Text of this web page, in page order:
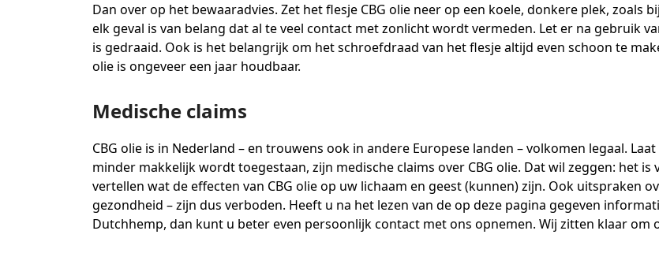
Dan over op het bewaaradvies. Zet het flesje CBG olie neer op een koele, donkere plek, zoals
elk geval is van belang dat al te veel contact met zonlicht wordt vermeden. Let er na gebruik
is gedraaid. Ook is het belangrijk om het schroefdraad van het flesje altijd even schoon te
olie is ongeveer een jaar houdbaar.
Medische claims
CBG olie is in Nederland – en trouwens ook in andere Europese landen – volkomen legaal.
minder makkelijk wordt toegestaan, zijn medische claims over CBG olie. Dat wil zeggen: het
vertellen wat de effecten van CBG olie op uw lichaam en geest (kunnen) zijn. Ook uitspraken
gezondheid – zijn dus verboden. Heeft u na het lezen van de op deze pagina gegeven
Dutchhemp, dan kunt u beter even persoonlijk contact met ons opnemen. Wij zitten klaar om